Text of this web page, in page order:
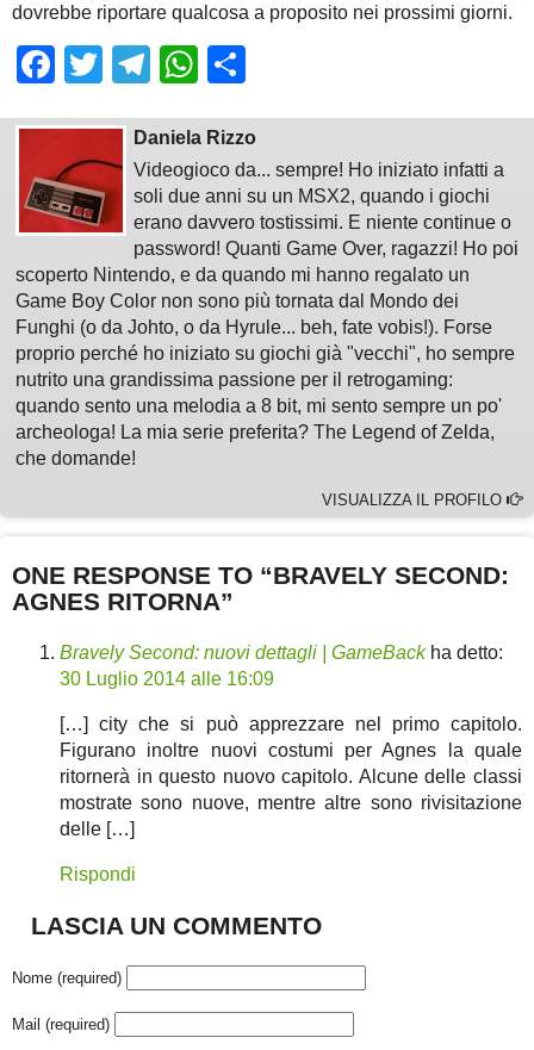
dovrebbe riportare qualcosa a proposito nei prossimi giorni.
Facebook
TwitterTelegram
WhatsApp
Daniela Rizzo
Videogioco da... sempre! Ho iniziato infatti a
soli due anni su un MSX2, quando i giochi
erano davvero tostissimi. E niente continue o
password! Quanti Game Over, ragazzi! Ho poi
scoperto Nintendo, e da quando mi hanno regalato un
Game Boy Color non sono più tornata dal Mondo dei
Funghi (o da Johto, o da Hyrule... beh, fate vobis!). Forse
proprio perché ho iniziato su giochi già "vecchi", ho sempre
nutrito una grandissima passione per il retrogaming:
quando sento una melodia a 8 bit, mi sento sempre un po'
archeologa! La mia serie preferita? The Legend of Zelda,
che domande!
VISUALIZZA IL PROFILO
ONE RESPONSE TO “BRAVELY SECOND:
AGNES RITORNA”
Bravely Second: nuovi dettagli | GameBack ha detto:
30 Luglio 2014 alle 16:09
[…] city che si può apprezzare nel primo capitolo.
Figurano inoltre nuovi costumi per Agnes la quale
ritornerà in questo nuovo capitolo. Alcune delle classi
mostrate sono nuove, mentre altre sono rivisitazione
delle […]
Rispondi
LASCIA UN COMMENTO
Nome (required)
Mail (required)